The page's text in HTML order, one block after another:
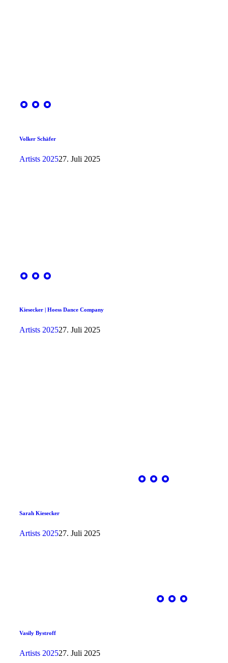
Volker Schäfer
Artists 202527. Juli 2025
Kiesecker | Hoess Dance Company
Artists 202527. Juli 2025
Sarah Kiesecker
Artists 202527. Juli 2025
Vasily Bystroff
Artists 202527. Juli 2025